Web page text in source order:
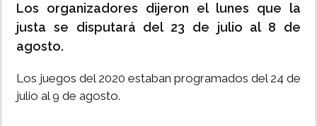
Los organizadores dijeron el lunes que la
justa se disputará del 23 de julio al 8 de
agosto.
Los juegos del 2020 estaban programados del 24 de
julio al 9 de agosto.